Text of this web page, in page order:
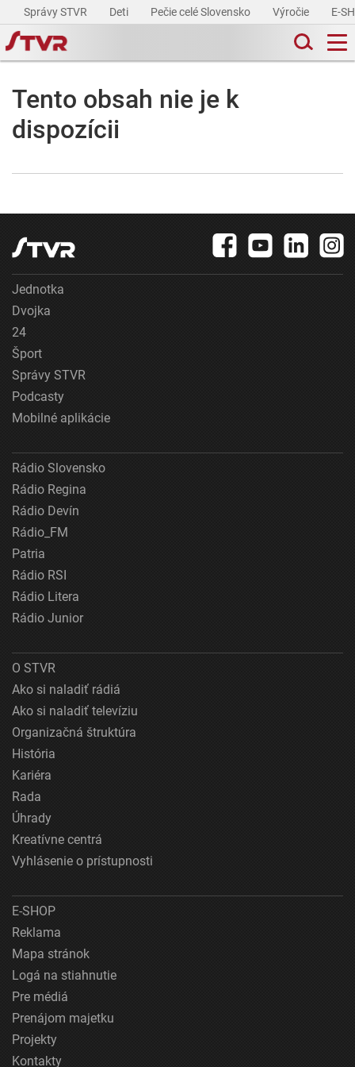
Správy STVR Deti Pečie celé Slovensko Výročie E-
Tento obsah nie je k
dispozícii
Jednotka
Dvojka
24
Šport
Správy STVR
Podcasty
Mobilné aplikácie
Rádio Slovensko
Rádio Regina
Rádio Devín
Rádio_FM
Patria
Rádio RSI
Rádio Litera
Rádio Junior
O STVR
Ako si naladiť rádiá
Ako si naladiť televíziu
Organizačná štruktúra
História
Kariéra
Rada
Úhrady
Kreatívne centrá
Vyhlásenie o prístupnosti
E-SHOP
Reklama
Mapa stránok
Logá na stiahnutie
Pre médiá
Prenájom majetku
Projekty
Kontakty